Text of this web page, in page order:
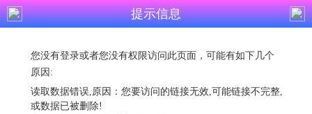
提示信息
您没有登录或者您没有权限访问此页面，可能有如下几个
原因:
读取数据错误,原因：您要访问的链接无效,可能链接不完整,
或数据已被删除!